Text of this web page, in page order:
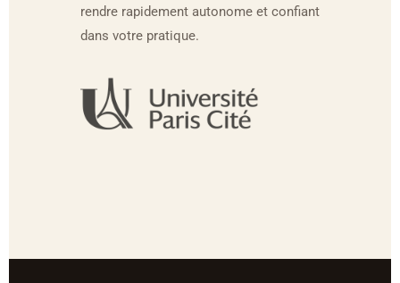
rendre rapidement autonome et confiant
dans votre pratique.